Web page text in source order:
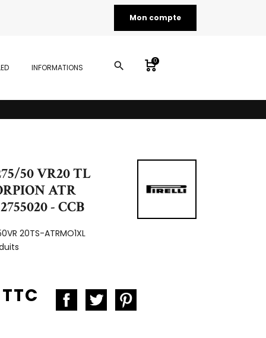
Mon compte
INFORMATIONS search 0
50 VR20 TL
ATR
- CCB
20TS-ATRMO1XL